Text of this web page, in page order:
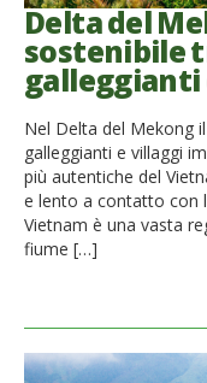
Delta del
sostenibile
galleggianti
Nel Delta del Mekong
galleggianti e villaggi
più autentiche del
e lento a contatto con
Vietnam è una vasta
fiume […]